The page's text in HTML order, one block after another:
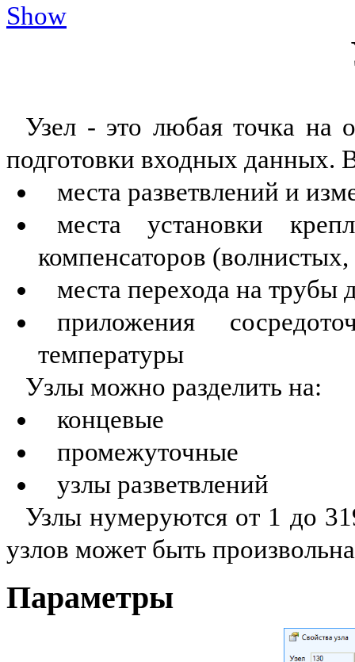
Show
Узел - это любая точка на
подготовки входных данных.
места разветвлений и
места установки
компенсаторов
места перехода на трубы
приложения
температуры
Узлы можно разделить на:
концевые
промежуточные
узлы разветвлений
Узлы нумеруются от 1 до 31
узлов может быть
Параметры